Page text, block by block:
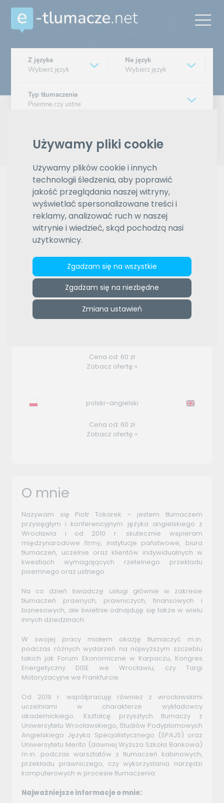
Używamy pliki cookie
Używamy plików cookie i innych
technologii śledzenia, aby poprawić
jakość przeglądania naszej witryny,
wyświetlać spersonalizowane treści i
reklamy, analizować ruch w naszej
witrynie i wiedzieć, skąd pochodzą nasi
użytkownicy.
Zgadzam się na wszystkie
Zgadzam się na niezbędne
Zmiana ustawień
Z języka
Wybierz język
Na język
Wybierz język
Typ tłumaczenia
Pisemne czy ustne
Reklama
ZAMÓW REKLAMĘ W TYM MIEJSCU
e-tlumacze.net>Piotr Tokarek – tłumacz przysięgły i
konferencyjny j. angielskiego
Oferty użytkownika
Cena od: 60 zł
Zobacz ofertę »
polski–angielski
Cena od: 60 zł
Zobacz ofertę »
O mnie
Nazywam się Piotr Tokarek – jestem tłumaczem
przysięgłym i konferencyjnym języka angielskiego z
Wrocławia i od 2010 r. skutecznie wspieram
międzynarodowe firmy, instytucje państwowe, biura
tłumaczeń, uczelnie oraz klientów indywidualnych w
kwestiach wymagających rzetelnego przekładu
pisemnego oraz ustnego.
Na co dzień świadczę usługi głównie w zakresie
tłumaczeń prawnych, prawniczych, finansowych i
biznesowych, ale świetnie odnajduję się także w wielu
innych dziedzinach.
W swojej pracy miałem okazję tłumaczyć m.in.
podczas różnych wydarzeń na najwyższym szczeblu
takich jak Forum Ekonomiczne w Karpaczu, Kongres
Energetyczny DISE we Wrocławiu, czy Targi
Motoryzacyjne we Frankfurcie.
Od 2019 r. współpracuję również z wrocławskimi
uczelniami w charakterze wykładowcy
akademickiego. Kształcę przyszłych tłumaczy z
Uniwersytetu Wrocławskiego, Studiów Podyplomowych
Angielskiego Języka Specjalistycznego (SPAJS) oraz
Uniwersytetu Merito (dawniej Wyższa Szkoła Bankowa)
m.in. podczas warsztatów z tłumaczeń kabinowych,
przekładu prawniczego, czy wykorzystania narzędzi
komputerowych w procesie tłumaczenia.
Najważniejsze informacje o mnie: